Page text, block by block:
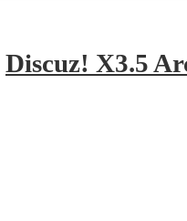
Discuz! X3.5